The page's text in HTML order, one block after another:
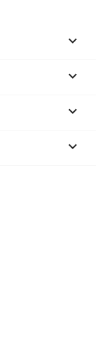



keyboard_arrow_down